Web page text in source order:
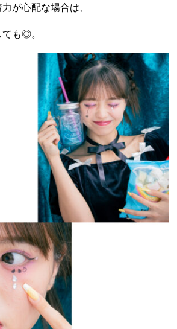
が心配な場合は、
も◎。